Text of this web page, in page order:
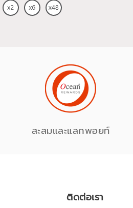
สะสมและแลกพอยท์
ติดต่อเรา